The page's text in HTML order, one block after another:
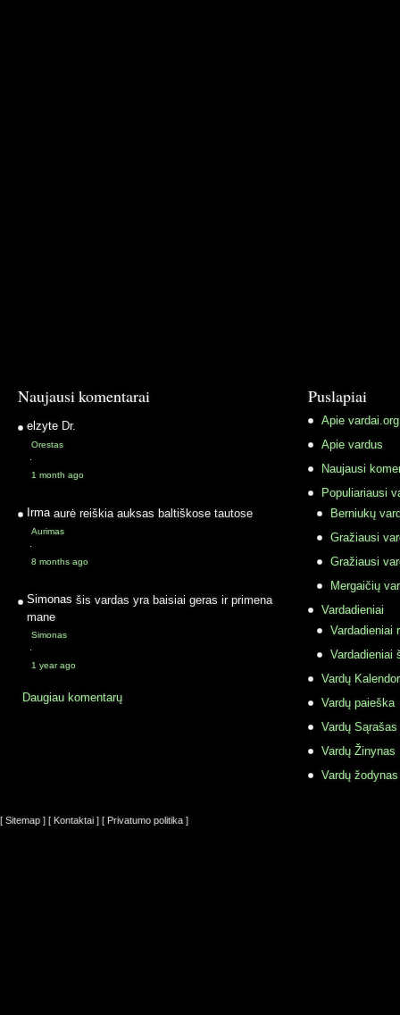
Naujausi komentarai
elzyte Dr.
Orestas
·
1 month ago
Irma aurė reiškia auksas baltiškose tautose
Aurimas
·
8 months ago
Simonas šis vardas yra baisiai geras ir primena
mane
Simonas
·
1 year ago
Daugiau komentarų
Puslapiai
Apie vardai.org
Apie vardus
Naujausi
Populiariausi
Berniukų
Gražiausi
Gražiausi
Mergaičių
Vardadieniai
Vardadieniai
Vardadieniai
Vardų
Vardų paieška
Vardų Sąrašas
Vardų Žinynas
Vardų
[ Sitemap ] [ Kontaktai ] [ Privatumo politika ]